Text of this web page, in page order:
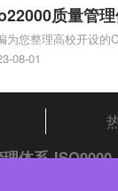
是什么相关iso体系认
下方正文！
质量管
质量管理与认
为您整理高校开设的
前景及就业方向如何
未来就业方向、大
些就业方向相关iso体系
看下方正文！
08-01
体系 ISO9000